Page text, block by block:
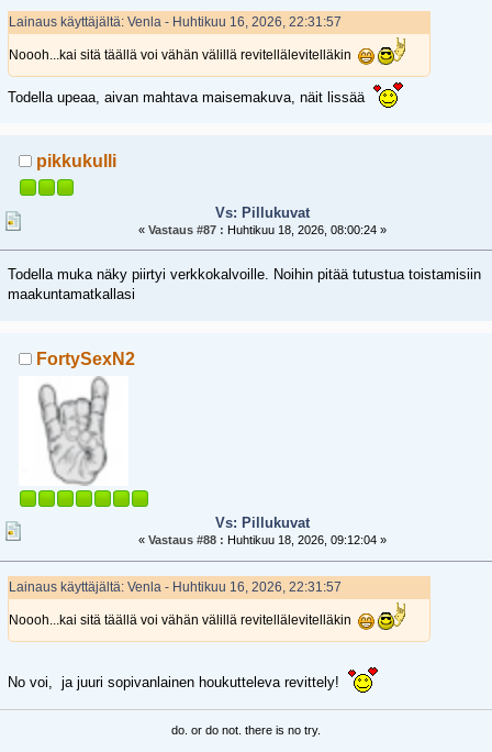
Lainaus käyttäjältä: Venla - Huhtikuu 16, 2026, 22:31:57
Noooh...kai sitä täällä voi vähän välillä revitellälevitelläkin
Todella upeaa, aivan mahtava maisemakuva, näit lissää
pikkukulli
Vs: Pillukuvat
«Vastaus #87 : Huhtikuu 18, 2026, 08:00:24 »
Todella muka näky piirtyi verkkokalvoille. Noihin pitää tutustua toistamisiin
maakuntamatkallasi
FortySexN2
Vs: Pillukuvat
«Vastaus #88 : Huhtikuu 18, 2026, 09:12:04 »
Lainaus käyttäjältä: Venla - Huhtikuu 16, 2026, 22:31:57
Noooh...kai sitä täällä voi vähän välillä revitellälevitelläkin
No voi, ja juuri sopivanlainen houkutteleva revittely!
do. or do not. there is no try.